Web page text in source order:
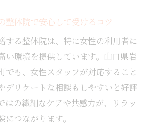
整体院で安心して受けるコツ
する整体院は、特に女性の利用者に
い環境を提供しています。山口県岩
でも、女性スタッフが対応すること
デリケートな相談もしやすいと好評
はの繊細なケアや共感力が、リラッ
つながります。